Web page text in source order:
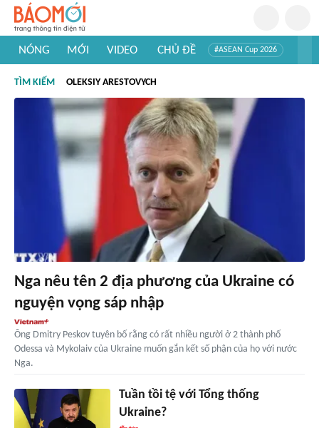
NÓNG MỚI VIDEO CHỦ ĐỀ #ASEAN Cup 2026
#Khám phá thế giới
TÌM KIẾM OLEKSIY ARESTOVYCH
Nga nêu tên 2 địa phương của Ukraine có
nguyện vọng sáp nhập
Ông Dmitry Peskov tuyên bố rằng có rất nhiều người ở 2 thành phố
Odessa và Mykolaiv của Ukraine muốn gắn kết số phận của họ với nước
Nga.
Tuần tồi tệ với Tổng thống
Ukraine?